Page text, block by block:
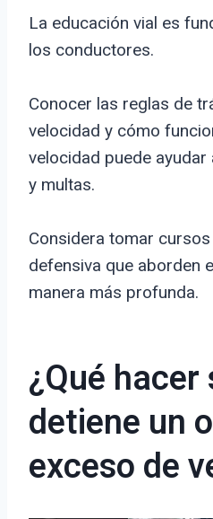
La educación vial es
los conductores.
Conocer las reglas de
velocidad y cómo
velocidad puede
y multas.
Considera tomar
defensiva que aborden
manera más profunda.
¿Qué hacer
detiene un
exceso de